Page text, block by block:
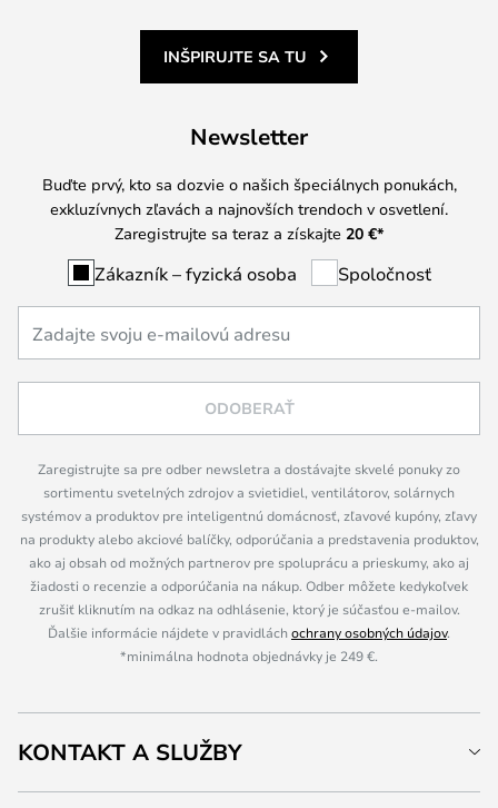
INŠPIRUJTE SA TU
Newsletter
Buďte prvý, kto sa dozvie o našich špeciálnych ponukách,
exkluzívnych zľavách a najnovších trendoch v osvetlení.
Zaregistrujte sa teraz a získajte 20 €*
Zákazník – fyzická osoba Spoločnosť
ODOBERAŤ
Zaregistrujte sa pre odber newsletra a dostávajte skvelé ponuky zo
sortimentu svetelných zdrojov a svietidiel, ventilátorov, solárnych
systémov a produktov pre inteligentnú domácnosť, zľavové kupóny, zľavy
na produkty alebo akciové balíčky, odporúčania a predstavenia produktov,
ako aj obsah od možných partnerov pre spoluprácu a prieskumy, ako aj
žiadosti o recenzie a odporúčania na nákup. Odber môžete kedykoľvek
zrušiť kliknutím na odkaz na odhlásenie, ktorý je súčasťou e-mailov.
Ďalšie informácie nájdete v pravidláchochrany osobných údajov.
*minimálna hodnota objednávky je 249 €.
KONTAKT A SLUŽBY